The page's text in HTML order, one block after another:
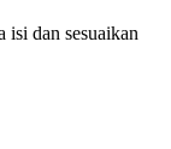
isi dan sesuaikan